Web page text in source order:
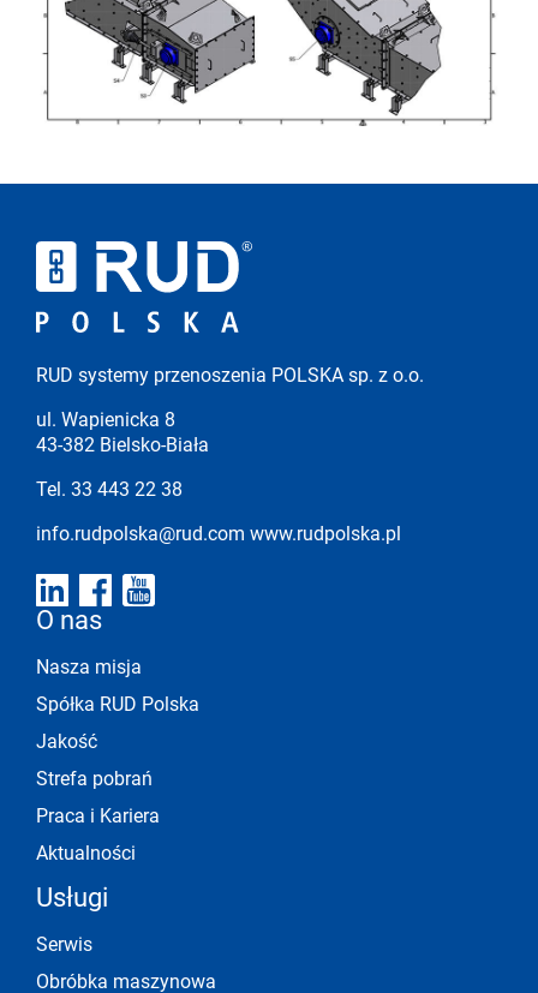
RUD systemy przenoszenia POLSKA sp. z o.o.
ul. Wapienicka 8
43-382 Bielsko-Biała
Tel. 33 443 22 38
info.rudpolska@rud.com www.rudpolska.pl
O nas
Nasza misja
Spółka RUD Polska
Jakość
Strefa pobrań
Praca i Kariera
Aktualności
Usługi
Serwis
Obróbka maszynowa